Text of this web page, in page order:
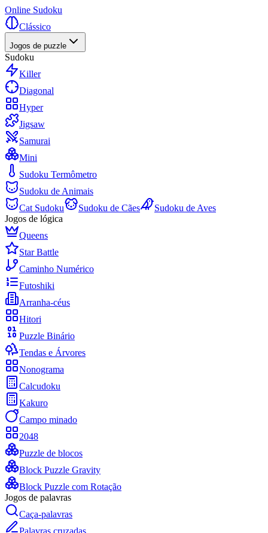
Online Sudoku
Clássico
Jogos de puzzle
Sudoku
Killer
Diagonal
Hyper
Jigsaw
Samurai
Mini
Sudoku Termômetro
Sudoku de Animais
Cat Sudoku
Sudoku de Cães
Sudoku de Aves
Jogos de lógica
Queens
Star Battle
Caminho Numérico
Futoshiki
Arranha-céus
Hitori
Puzzle Binário
Tendas e Árvores
Nonograma
Calcudoku
Kakuro
Campo minado
2048
Puzzle de blocos
Block Puzzle Gravity
Block Puzzle com Rotação
Jogos de palavras
Caça-palavras
Palavras cruzadas